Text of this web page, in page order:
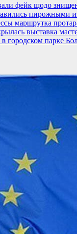
фейк щодо
пирожными
маршрутка
выставка
городском парке